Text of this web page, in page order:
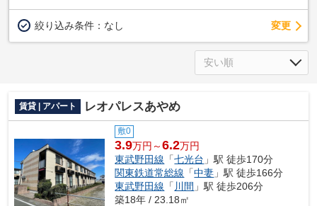
絞り込み条件： なし 変更
賃貸 | アパート レオパレスあやめ
敷0
3.9万円～6.2万円
東武野田線 「七光台 」駅 徒歩170分
関東鉄道常総線 「中妻 」駅 徒歩166分
東武野田線 「 川間 」駅 徒歩206分
築18年 / 23.18㎡